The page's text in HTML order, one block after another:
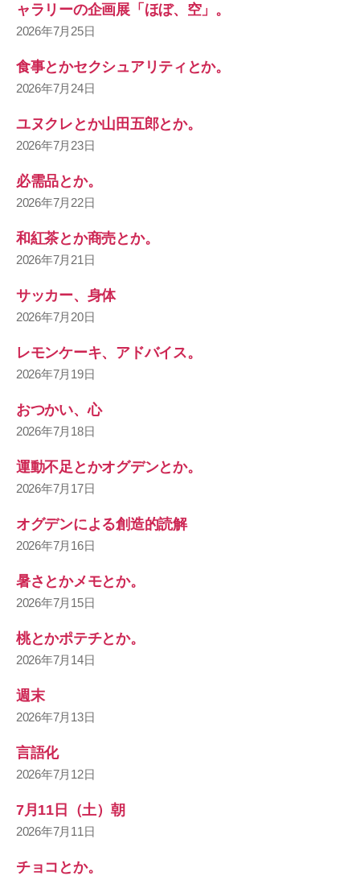
ャラリーの企画展「ほぼ、空」。
2026年7月25日
食事とかセクシュアリティとか。
2026年7月24日
ユヌクレとか山田五郎とか。
2026年7月23日
必需品とか。
2026年7月22日
和紅茶とか商売とか。
2026年7月21日
サッカー、身体
2026年7月20日
レモンケーキ、アドバイス。
2026年7月19日
おつかい、心
2026年7月18日
運動不足とかオグデンとか。
2026年7月17日
オグデンによる創造的読解
2026年7月16日
暑さとかメモとか。
2026年7月15日
桃とかポテチとか。
2026年7月14日
週末
2026年7月13日
言語化
2026年7月12日
7月11日（土）朝
2026年7月11日
チョコとか。